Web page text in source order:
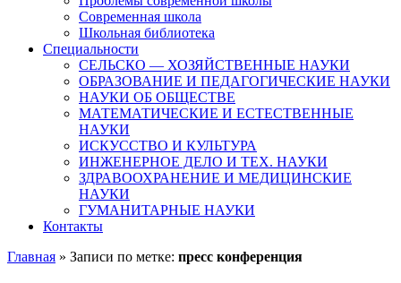
Современная школа
Школьная библиотека
Специальности
СЕЛЬСКО — ХОЗЯЙСТВЕННЫЕ НАУКИ
ОБРАЗОВАНИЕ И ПЕДАГОГИЧЕСКИЕ НАУКИ
НАУКИ ОБ ОБЩЕСТВЕ
МАТЕМАТИЧЕСКИЕ И ЕСТЕСТВЕННЫЕ
НАУКИ
ИСКУССТВО И КУЛЬТУРА
ИНЖЕНЕРНОЕ ДЕЛО И ТЕХ. НАУКИ
ЗДРАВООХРАНЕНИЕ И МЕДИЦИНСКИЕ
НАУКИ
ГУМАНИТАРНЫЕ НАУКИ
Контакты
Главная » Записи по метке: пресс конференция